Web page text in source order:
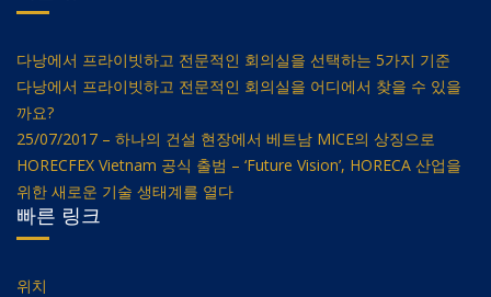
다낭에서 프라이빗하고 전문적인 회의실을 선택하는 5가지 기준
다낭에서 프라이빗하고 전문적인 회의실을 어디에서 찾을 수 있을
까요?
25/07/2017 – 하나의 건설 현장에서 베트남 MICE의 상징으로
HORECFEX Vietnam 공식 출범 – ‘Future Vision’, HORECA 산업을
위한 새로운 기술 생태계를 열다
빠른 링크
위치